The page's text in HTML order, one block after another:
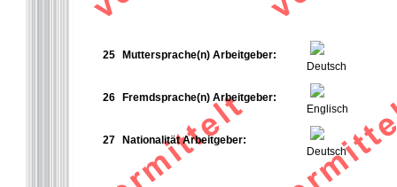
25
Muttersprache(n) Arbeitgeber:
Deutsch
26
Fremdsprache(n) Arbeitgeber:
Englisch
27
Nationalität Arbeitgeber:
Deutsch